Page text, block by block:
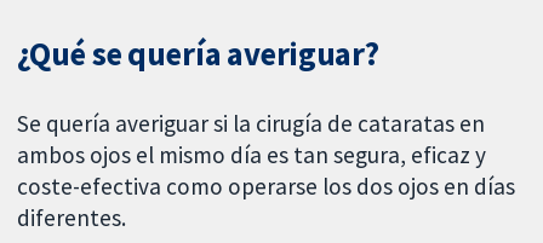
¿Qué se quería averiguar?
Se quería averiguar si la cirugía de cataratas en
ambos ojos el mismo día es tan segura, eficaz y
coste-efectiva como operarse los dos ojos en días
diferentes.